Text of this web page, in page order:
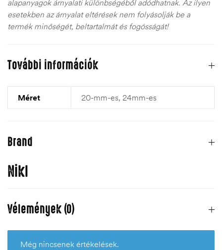
alapanyagok árnyalati különbségéből adódhatnak. Az ilyen
esetekben az árnyalat eltérések nem folyásolják be a
termék minőségét, beltartalmát és fogósságát!
További információk
Méret 20-mm-es, 24mm-es
Brand
Nikl
Vélemények (0)
Még nincsenek értékelések.